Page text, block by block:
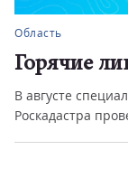
Область
Горячие
В августе
Роскадастра